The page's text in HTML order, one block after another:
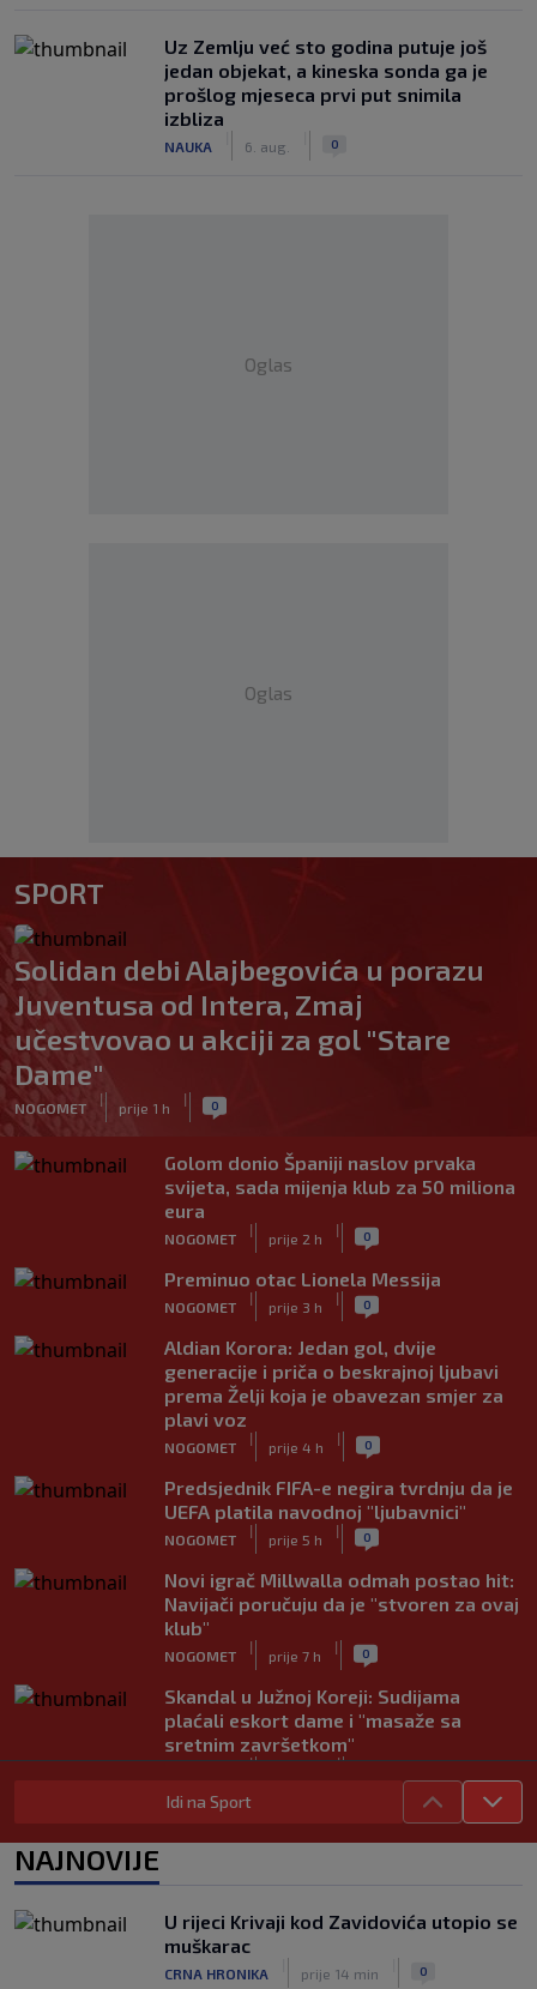
Uz Zemlju već sto godina putuje još
jedan objekat, a kineska sonda ga je
prošlog mjeseca prvi put snimila
izbliza
NAUKA 6. aug. 0
Oglas
Oglas
SPORT
Solidan debi Alajbegovića u porazu
Juventusa od Intera, Zmaj
učestvovao u akciji za gol "Stare
Dame"
NOGOMET
|
prije 1 h
| 0
Golom donio Španiji naslov prvaka
svijeta, sada mijenja klub za 50 miliona
eura
NOGOMET
|
prije 2 h
| 0
Preminuo otac Lionela Messija
NOGOMET
|
prije 3 h
| 0
Aldian Korora: Jedan gol, dvije
generacije i priča o beskrajnoj ljubavi
prema Želji koja je obavezan smjer za
plavi voz
NOGOMET
|
prije 4 h
| 0
Predsjednik FIFA-e negira tvrdnju da je
UEFA platila navodnoj "ljubavnici"
NOGOMET
|
prije 5 h
| 0
Novi igrač Millwalla odmah postao hit:
Navijači poručuju da je "stvoren za ovaj
klub"
NOGOMET
|
prije 7 h
| 0
Skandal u Južnoj Koreji: Sudijama
plaćali eskort dame i "masaže sa
sretnim završetkom"
| |
Barcelona poslala prvu ponudu za
Dalić će postati najskuplji hrvatski
trener u historiji i jedan od najplaćenijih
selektora svijeta
Idi na Sport
NAJNOVIJE
U rijeci Krivaji kod Zavidovića utopio se
muškarac
CRNA HRONIKA prije 14 min 0